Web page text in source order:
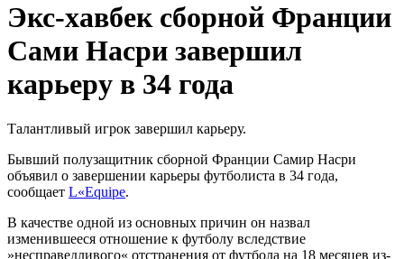
Экс-хавбек сборной Франции
Сами Насри завершил
карьеру в 34 года
Талантливый игрок завершил карьеру.
Бывший полузащитник сборной Франции Самир Насри
объявил о завершении карьеры футболиста в 34 года,
сообщает L«Equipe.
В качестве одной из основных причин он назвал
изменившееся отношение к футболу вследствие
»несправедливого« отстранения от футбола на 18 месяцев из-